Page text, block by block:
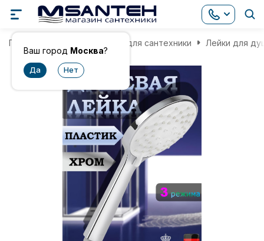
Ваш город Москва?
Главная Комплектующие для сантехники Лейки для